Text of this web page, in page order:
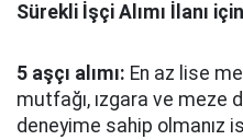
Sürekli İşçi Alımı İlanı
5 aşçı alımı: En az lise
mutfağı, ızgara ve meze
deneyime sahip olmanız